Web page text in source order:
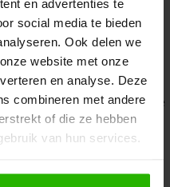
en advertenties te
social media te bieden
Ook delen we
website met onze
en analyse. Deze
combineren met andere
of die ze hebben
van hun services.
je Voordeeluitjes.nl
has occurred while
the browser console for more
.